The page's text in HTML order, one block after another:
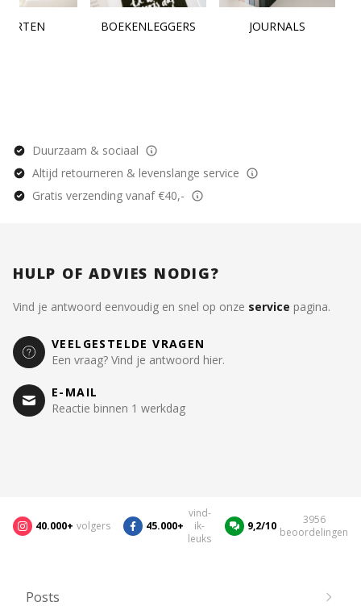
BOEKENLEGGERS JOURNALS
Duurzaam & sociaal
Altijd retourneren & levenslange service
Gratis verzending vanaf €40,-
HULP OF ADVIES NODIG?
Vind je antwoord eenvoudig en snel op onze service pagina.
VEELGESTELDE VRAGEN
Een vraag? Vind je antwoord hier.
E-MAIL
Reactie binnen 1 werkdag
40.000+ volgers 45.000+
vind-
ik-
leuks
9,2/10
3956
beoordelingen
Posts